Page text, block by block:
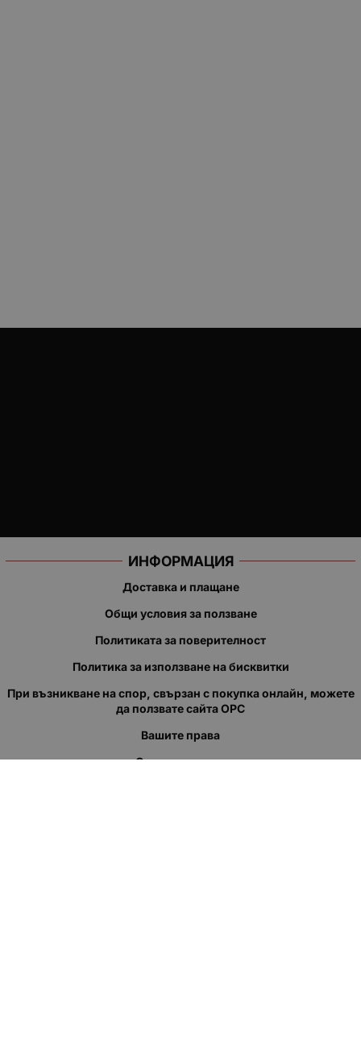
ИНФОРМАЦИЯ
Доставка и плащане
Общи условия за ползване
Политиката за поверителност
Политика за използване на бисквитки
При възникване на спор, свързан с покупка онлайн, можете
да ползвате сайта ОРС
Вашите права
Отказ от сделка